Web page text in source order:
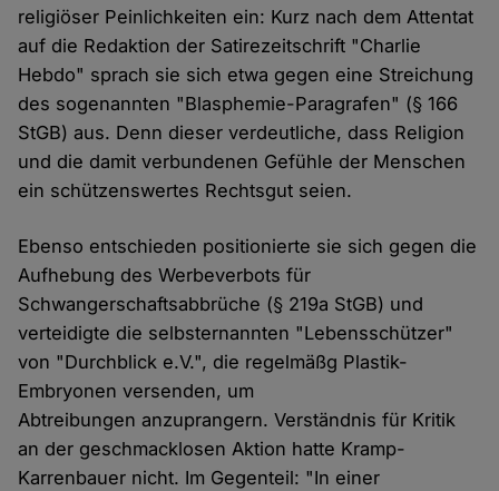
religiöser Peinlichkeiten ein: Kurz nach dem Attentat
auf die Redaktion der Satirezeitschrift "Charlie
Hebdo" sprach sie sich etwa gegen eine Streichung
des sogenannten "Blasphemie-Paragrafen" (§ 166
StGB) aus. Denn dieser verdeutliche, dass Religion
und die damit verbundenen Gefühle der Menschen
ein schützenswertes Rechtsgut seien.
Ebenso entschieden positionierte sie sich gegen die
Aufhebung des Werbeverbots für
Schwangerschaftsabbrüche (§ 219a StGB) und
verteidigte die selbsternannten "Lebensschützer"
von "Durchblick e.V.", die regelmäßg Plastik-
Embryonen versenden, um
Abtreibungen anzuprangern. Verständnis für Kritik
an der geschmacklosen Aktion hatte Kramp-
Karrenbauer nicht. Im Gegenteil: "In einer